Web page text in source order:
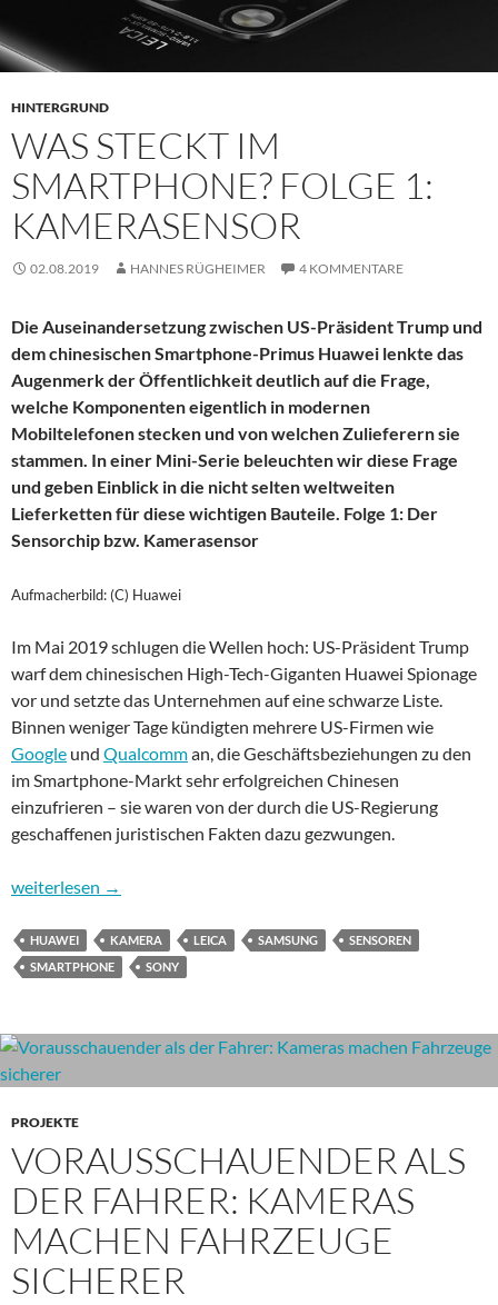
HINTERGRUND
WAS STECKT IM
SMARTPHONE? FOLGE 1:
KAMERASENSOR
02.08.2019 HANNES RÜGHEIMER 4 KOMMENTARE
Die Auseinandersetzung zwischen US-Präsident Trump und
dem chinesischen Smartphone-Primus Huawei lenkte das
Augenmerk der Öffentlichkeit deutlich auf die Frage,
welche Komponenten eigentlich in modernen
Mobiltelefonen stecken und von welchen Zulieferern sie
stammen. In einer Mini-Serie beleuchten wir diese Frage
und geben Einblick in die nicht selten weltweiten
Lieferketten für diese wichtigen Bauteile. Folge 1: Der
Sensorchip bzw. Kamerasensor
Aufmacherbild: (C) Huawei
Im Mai 2019 schlugen die Wellen hoch: US-Präsident Trump
warf dem chinesischen High-Tech-Giganten Huawei Spionage
vor und setzte das Unternehmen auf eine schwarze Liste.
Binnen weniger Tage kündigten mehrere US-Firmen wie
Google und Qualcomman, die Geschäftsbeziehungen zu den
im Smartphone-Markt sehr erfolgreichen Chinesen
einzufrieren – sie waren von der durch die US-Regierung
geschaffenen juristischen Fakten dazu gezwungen.
Was steckt im Smartphone? Folge 1: Kamerasensor
weiterlesen →
HUAWEI KAMERA LEICA SAMSUNG
SENSOREN
SMARTPHONE
SONY
PROJEKTE
VORAUSSCHAUENDER ALS
DER FAHRER: KAMERAS
MACHEN FAHRZEUGE
SICHERER